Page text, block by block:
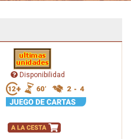
Disponibilidad